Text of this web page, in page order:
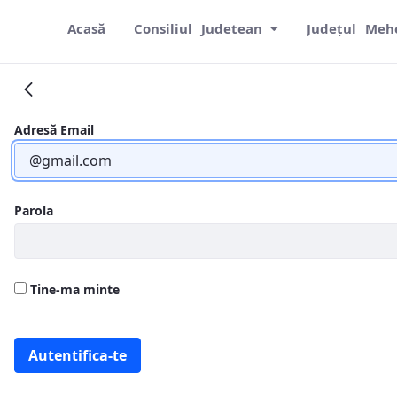
Acasă Consiliul Judetean Județul
Adresă Email
Parola
Tine-ma minte
Autentifica-te